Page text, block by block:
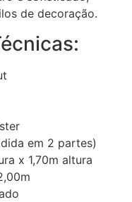
de decoração.
em 2 partes)
x 1,70m altura